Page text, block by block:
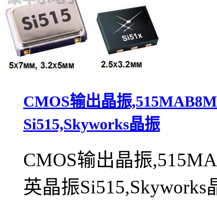
CMOS输出晶振
Si515,Skyworks晶振
CMOS输出晶振
英晶振Si515,Skyworks